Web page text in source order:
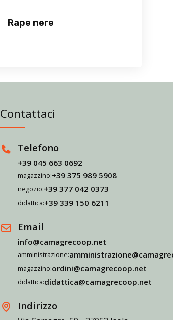
Rape nere
Contattaci
Telefono
+39 045 663 0692
magazzino:+39 375 989 5908
negozio:+39 377 042 0373
didattica:+39 339 150 6211
Email
info@camagrecoop.net
amministrazione:
magazzino:ordini@camagrecoop.net
didattica:didattica@camagrecoop.net
Indirizzo